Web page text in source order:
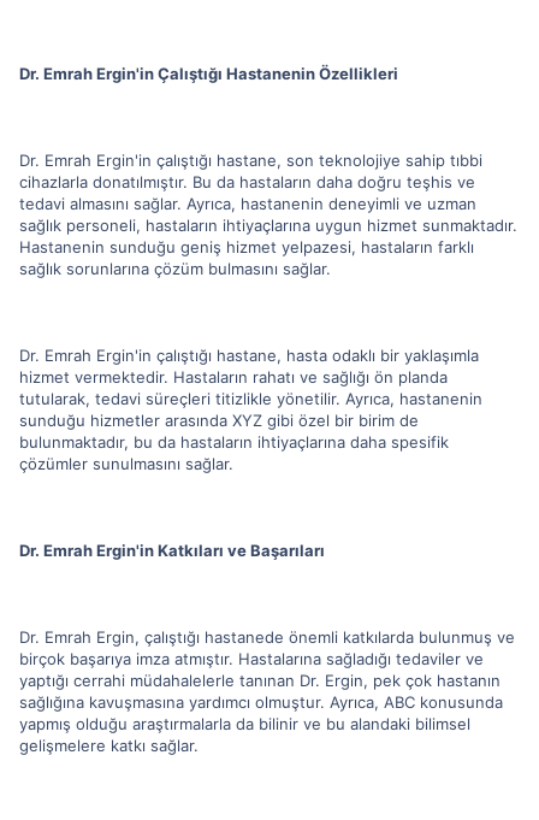
Dr. Emrah Ergin'in Çalıştığı Hastanenin Özellikleri
Dr. Emrah Ergin'in çalıştığı hastane, son teknolojiye sahip tıbbi
cihazlarla donatılmıştır. Bu da hastaların daha doğru teşhis ve
tedavi almasını sağlar. Ayrıca, hastanenin deneyimli ve uzman
sağlık personeli, hastaların ihtiyaçlarına uygun hizmet sunmaktadır.
Hastanenin sunduğu geniş hizmet yelpazesi, hastaların farklı
sağlık sorunlarına çözüm bulmasını sağlar.
Dr. Emrah Ergin'in çalıştığı hastane, hasta odaklı bir yaklaşımla
hizmet vermektedir. Hastaların rahatı ve sağlığı ön planda
tutularak, tedavi süreçleri titizlikle yönetilir. Ayrıca, hastanenin
sunduğu hizmetler arasında XYZ gibi özel bir birim de
bulunmaktadır, bu da hastaların ihtiyaçlarına daha spesifik
çözümler sunulmasını sağlar.
Dr. Emrah Ergin'in Katkıları ve Başarıları
Dr. Emrah Ergin, çalıştığı hastanede önemli katkılarda bulunmuş ve
birçok başarıya imza atmıştır. Hastalarına sağladığı tedaviler ve
yaptığı cerrahi müdahalelerle tanınan Dr. Ergin, pek çok hastanın
sağlığına kavuşmasına yardımcı olmuştur. Ayrıca, ABC konusunda
yapmış olduğu araştırmalarla da bilinir ve bu alandaki bilimsel
gelişmelere katkı sağlar.